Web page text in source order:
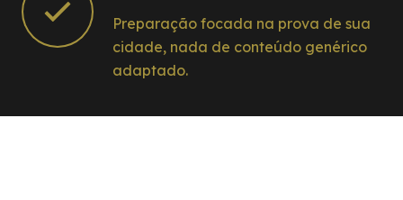
Preparação focada na prova de sua
cidade, nada de conteúdo genérico
adaptado.